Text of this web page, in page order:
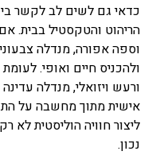
כדאי גם לשים לב לקשר
הריהוט והטקסטיל בבית.
וספה אפורה, מנדלה
ולהכניס חיים ואופי.
ורעש ויזואלי, מנדלה
אישית מתוך מחשבה על
ליצור חוויה הוליסטית
נכון.